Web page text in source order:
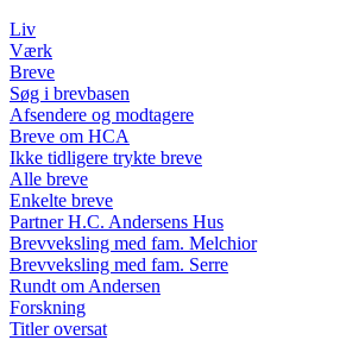
Liv
Værk
Breve
Søg i brevbasen
Afsendere og modtagere
Breve om HCA
Ikke tidligere trykte breve
Alle breve
Enkelte breve
Partner H.C. Andersens Hus
Brevveksling med fam. Melchior
Brevveksling med fam. Serre
Rundt om Andersen
Forskning
Titler oversat